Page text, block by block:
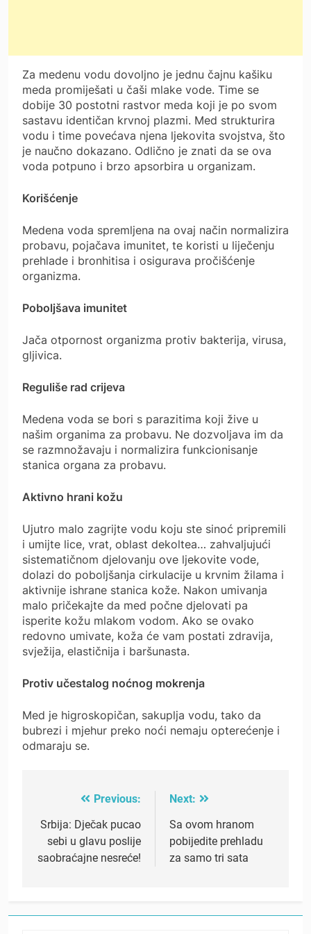
Za medenu vodu dovoljno je jednu čajnu kašiku
meda promiješati u čaši mlake vode. Time se
dobije 30 postotni rastvor meda koji je po svom
sastavu identičan krvnoj plazmi. Med strukturira
vodu i time povećava njena ljekovita svojstva, što
je naučno dokazano. Odlično je znati da se ova
voda potpuno i brzo apsorbira u organizam.
Korišćenje
Medena voda spremljena na ovaj način normalizira
probavu, pojačava imunitet, te koristi u liječenju
prehlade i bronhitisa i osigurava pročišćenje
organizma.
Poboljšava imunitet
Jača otpornost organizma protiv bakterija, virusa,
gljivica.
Reguliše rad crijeva
Medena voda se bori s parazitima koji žive u
našim organima za probavu. Ne dozvoljava im da
se razmnožavaju i normalizira funkcionisanje
stanica organa za probavu.
Aktivno hrani kožu
Ujutro malo zagrijte vodu koju ste sinoć pripremili
i umijte lice, vrat, oblast dekoltea… zahvaljujući
sistematičnom djelovanju ove ljekovite vode,
dolazi do poboljšanja cirkulacije u krvnim žilama i
aktivnije ishrane stanica kože. Nakon umivanja
malo pričekajte da med počne djelovati pa
isperite kožu mlakom vodom. Ako se ovako
redovno umivate, koža će vam postati zdravija,
svježija, elastičnija i baršunasta.
Protiv učestalog noćnog mokrenja
Med je higroskopičan, sakuplja vodu, tako da
bubrezi i mjehur preko noći nemaju opterećenje i
odmaraju se.
navigation
Previous:
Srbija: Dječak pucao
sebi u glavu poslije
saobraćajne nesreće!
Next:
Sa ovom hranom
pobijedite prehladu
za samo tri sata